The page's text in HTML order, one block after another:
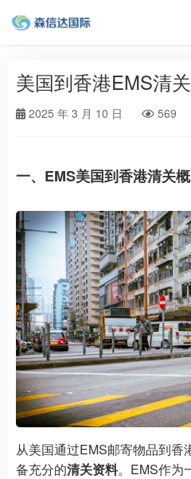
美国到香港EMS清
2025 年 3 月 10 日 569
一、EMS美国到香港清关
从美国通过EMS邮寄物品到香
备充分的清关资料。EMS作为